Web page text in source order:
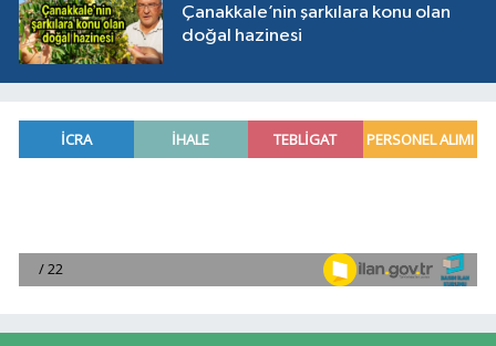
Çanakkale’nin şarkılara konu olan
doğal hazinesi